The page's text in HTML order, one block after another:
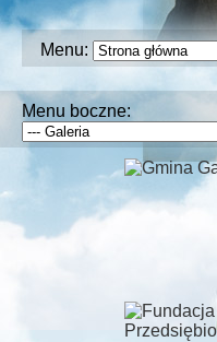
Menu:
Menu boczne: